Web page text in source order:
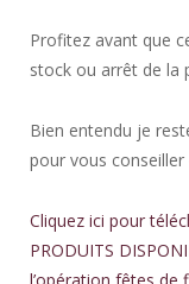
Profitez avant que
stock ou arrêt de la
Bien entendu je
pour vous
Cliquez ici pour
PRODUITS
l’opération fêtes de